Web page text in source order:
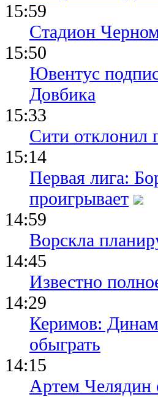
15:59
Стадион
15:50
Ювентус
Довбика
15:33
Сити отклонил
15:14
Первая лига:
проигрывает
14:59
Ворскла
14:45
Известно
14:29
Керимов:
обыграть
14:15
Артем